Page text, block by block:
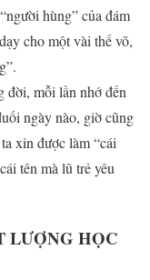
hùng” của đám
cho một vài thế võ,
đời, mỗi lần nhớ đến
ngày nào, giờ cũng
xin được làm “cái
tên mà lũ trẻ yêu
LƯỢNG HỌC